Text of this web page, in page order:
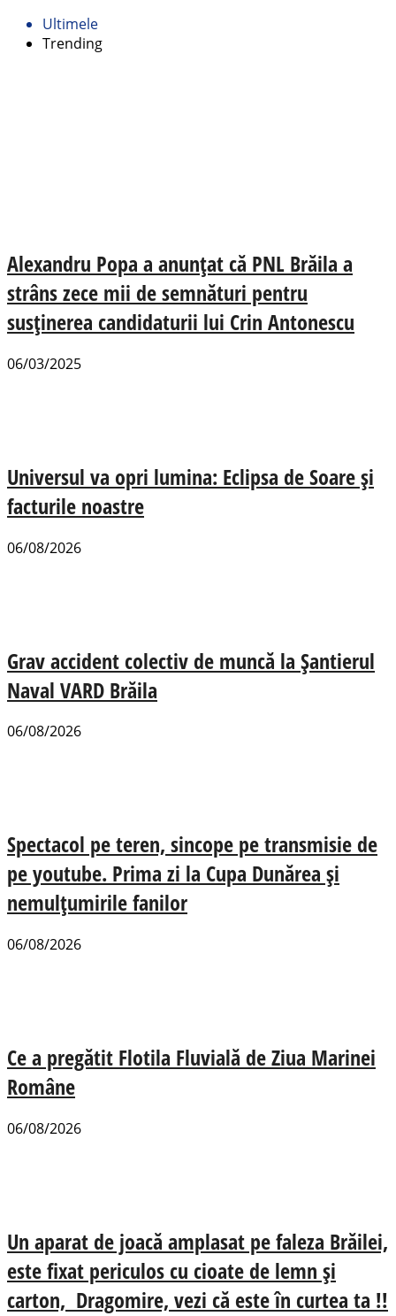
Ultimele
Trending
Alexandru Popa a anunțat că PNL Brăila a
strâns zece mii de semnături pentru
susținerea candidaturii lui Crin Antonescu
06/03/2025
Universul va opri lumina: Eclipsa de Soare și
facturile noastre
06/08/2026
Grav accident colectiv de muncă la Șantierul
Naval VARD Brăila
06/08/2026
Spectacol pe teren, sincope pe transmisie de
pe youtube. Prima zi la Cupa Dunărea și
nemulțumirile fanilor
06/08/2026
Ce a pregătit Flotila Fluvială de Ziua Marinei
Române
06/08/2026
Un aparat de joacă amplasat pe faleza Brăilei,
este fixat periculos cu cioate de lemn și
carton, Dragomire, vezi că este în curtea ta !!